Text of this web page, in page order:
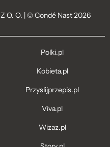
O. O. | © Condé Nast 2026
Polki.pl
Kobieta.pl
Przyslijprzepis.pl
Viva.pl
Wizaz.pl